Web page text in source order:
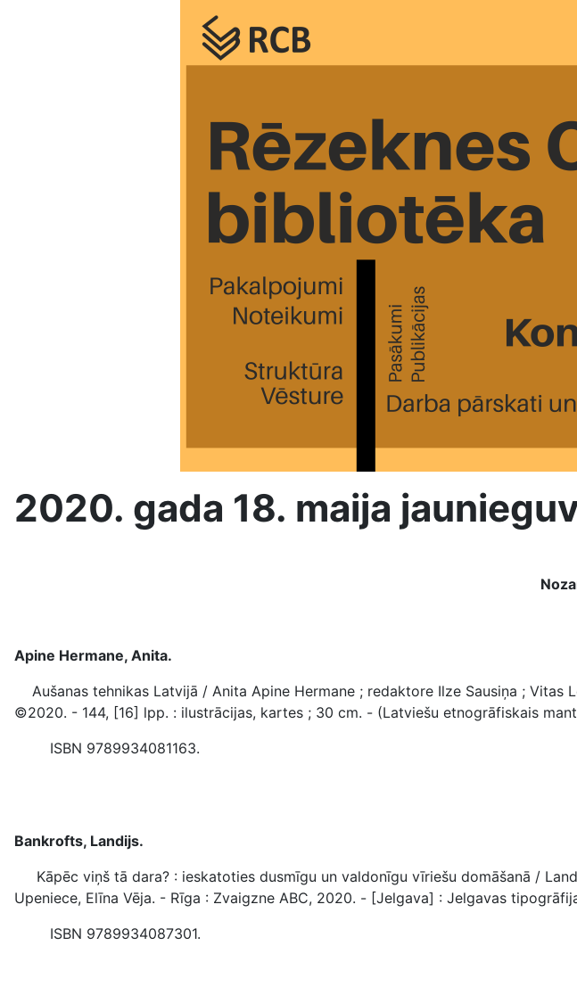
2020. gada 18. maija
Apine Hermane, Anita.
Aušanas tehnikas Latvijā / Anita Apine Hermane ; redaktore Ilze Sausiņa ;
©2020. - 144, [16] lpp. : ilustrācijas, kartes ; 30 cm. - (Latviešu etnogrāfiskais
ISBN 9789934081163.
Bankrofts, Landijs.
Kāpēc viņš tā dara? : ieskatoties dusmīgu un valdonīgu vīriešu domāšanā /
Upeniece, Elīna Vēja. - Rīga : Zvaigzne ABC, 2020. - [Jelgava] : Jelgavas
ISBN 9789934087301.